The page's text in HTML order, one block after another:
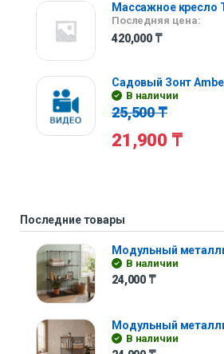
Массажное кресло
Последняя цена:
420,000 ₸
Садовый Зонт
В наличии
25,500₸
21,900 ₸
Последние товары
Модульный
В наличии
24,000 ₸
Модульный
В наличии